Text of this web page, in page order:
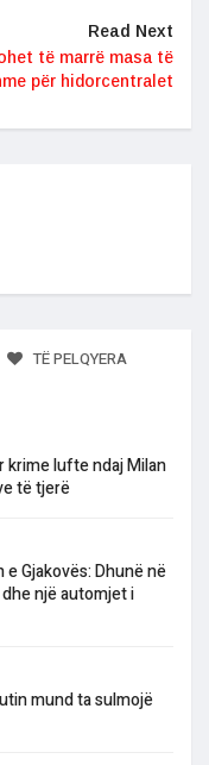
Read Next
të marrë masa të
për hidorcentralet
TË PELQYERA
krime lufte ndaj Milan
të tjerë
Gjakovës: Dhunë në
një automjet i
mund ta sulmojë